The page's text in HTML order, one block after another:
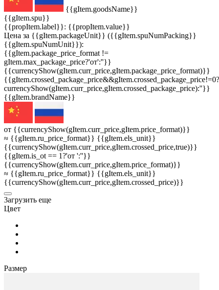
{{gItem.goodsName}}
{{gItem.spu}}
{{propItem.label}}: {{propItem.value}}
Цена за {{gItem.packageUnit}} ({{gItem.spuNumPacking}}
{{gItem.spuNumUnit}}):
{{gItem.package_price_format !=
gItem.max_package_price?'от':''}}
{{currencyShow(gItem.curr_price,gItem.package_price_format)}}
{{gItem.crossed_package_price&&gItem.crossed_package_price!=0?
currencyShow(gItem.curr_price,gItem.crossed_package_price):''}}
{{gItem.brandName}}
от {{currencyShow(gItem.curr_price,gItem.price_format)}}
≈ {{gItem.ru_price_format}} {{gItem.els_unit}}
{{currencyShow(gItem.curr_price,gItem.crossed_price,true)}}
{{gItem.is_ot == 1?'от ':''}}
{{currencyShow(gItem.curr_price,gItem.price_format)}}
≈ {{gItem.ru_price_format}} {{gItem.els_unit}}
{{currencyShow(gItem.curr_price,gItem.crossed_price)}}
3агрузить еще
Цвет
Размер